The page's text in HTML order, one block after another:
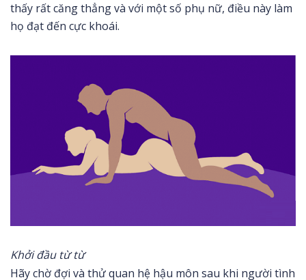
thấy rất căng thẳng và với một số phụ nữ, điều này làm
họ đạt đến cực khoái.
Khởi đầu từ từ
Hãy chờ đợi và thử quan hệ hậu môn sau khi người tình